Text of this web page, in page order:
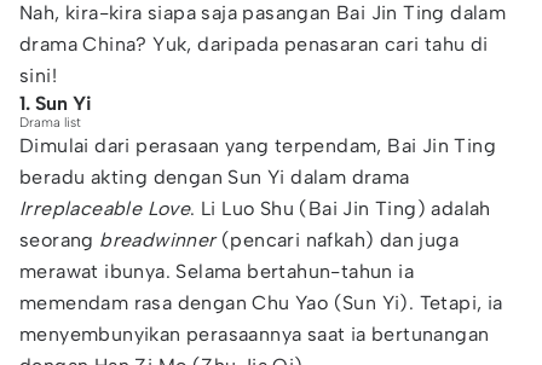
Nah, kira-kira siapa saja pasangan Bai Jin Ting dalam
drama China? Yuk, daripada penasaran cari tahu di
sini!
1. Sun Yi
Drama list
Dimulai dari perasaan yang terpendam, Bai Jin Ting
beradu akting dengan Sun Yi dalam drama
Irreplaceable Love. Li Luo Shu (Bai Jin Ting) adalah
seorang breadwinner(pencari nafkah) dan juga
merawat ibunya. Selama bertahun-tahun ia
memendam rasa dengan Chu Yao (Sun Yi). Tetapi, ia
menyembunyikan perasaannya saat ia bertunangan